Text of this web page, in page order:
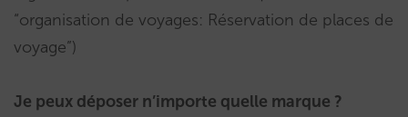
“organisation de voyages: Réservation de places de
voyage”)
Je peux déposer n’importe quelle marque ?